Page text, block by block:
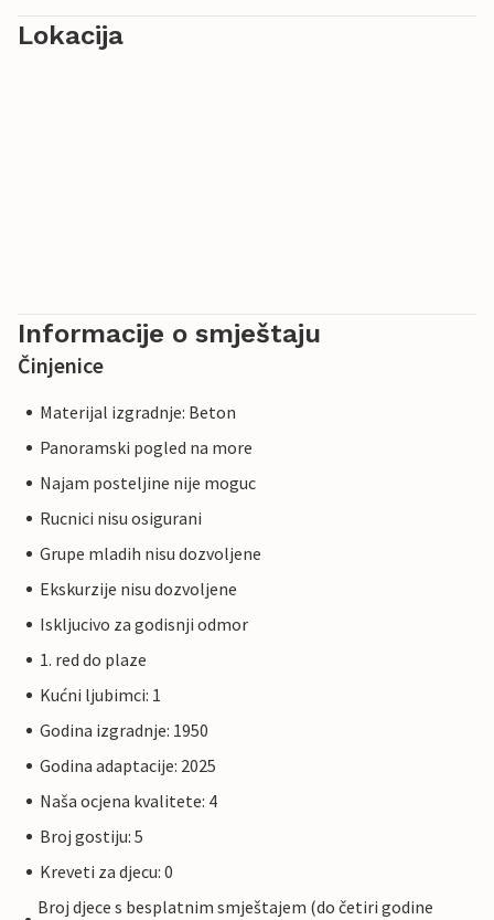
Lokacija
Informacije o smještaju
Činjenice
Materijal izgradnje: Beton
Panoramski pogled na more
Najam posteljine nije moguc
Rucnici nisu osigurani
Grupe mladih nisu dozvoljene
Ekskurzije nisu dozvoljene
Iskljucivo za godisnji odmor
1. red do plaze
Kućni ljubimci: 1
Godina izgradnje: 1950
Godina adaptacije: 2025
Naša ocjena kvalitete: 4
Broj gostiju: 5
Kreveti za djecu: 0
Broj djece s besplatnim smještajem (do četiri godine